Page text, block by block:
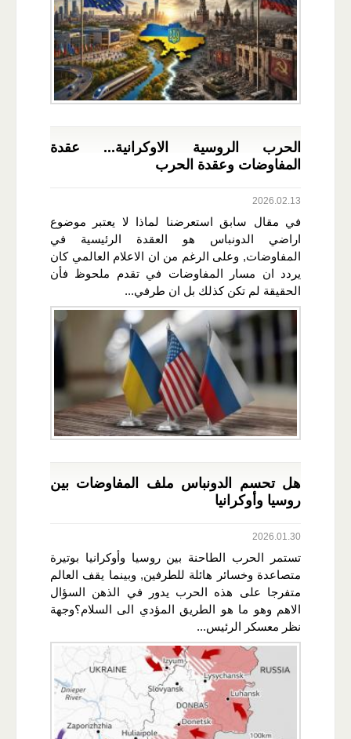
الحرب الروسية الاوكرانية... عقدة
المفاوضات وعقدة الحرب
2026.02.13
في مقال سابق استعرضنا لماذا لا يعتبر موضوع
اراضي الدونباس هو العقدة الرئيسية في
المفاوضات, وعلى الرغم من ان الاعلام العالمي كان
يردد ان مسار المفاوضات في تقدم ملحوظ فأن
الحقيقة لم تكن كذلك بل ان طرفي...
هل تحسم الدونباس ملف المفاوضات بين
روسيا وأوكرانيا
2026.01.30
تستمر الحرب الطاحنة بين روسيا وأوكرانيا بوتيرة
متصاعدة وخسائر هائلة للطرفين, وبينما يقف العالم
متفرجا على هذه الحرب يدور في الذهن السؤال
الاهم وهو ما هو الطريق المؤدي الى السلام؟وجهة
نظر معسكر الرئيس...